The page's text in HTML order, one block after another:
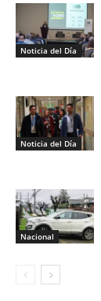
Noticia del Día
Noticia del Día
Nacional